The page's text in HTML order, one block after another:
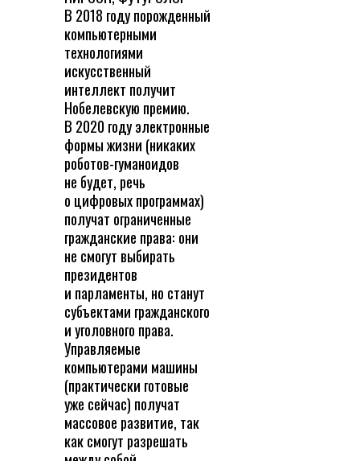
В 2018 году порожденный
компьютерными
технологиями
искусственный
интеллект получит
Нобелевскую премию.
В 2020 году электронные
формы жизни (никаких
роботов-гуманоидов
не будет, речь
о цифровых программах)
получат ограниченные
гражданские права: они
не смогут выбирать
президентов
и парламенты, но станут
субъектами гражданского
и уголовного права.
Управляемые
компьютерами машины
(практически готовые
уже сейчас) получат
массовое развитие, так
как смогут разрешать